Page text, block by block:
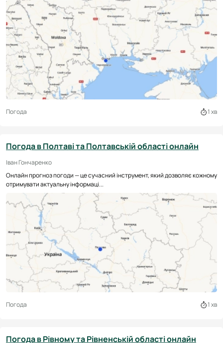
Погода 1 хв
Погода в Полтаві та Полтавській області онлайн
Іван Гончаренко
Онлайн прогноз погоди — це сучасний інструмент, який дозволяє кожному
отримувати актуальну інформаці...
Погода 1 хв
Погода в Рівному та Рівненській області онлайн